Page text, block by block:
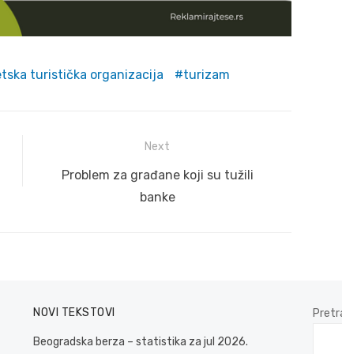
turistička organizacija turizam
Next
Next
Problem za građane koji su tužili
banke
NOVI TEKSTOVI
Beogradska berza – statistika za jul 2026.